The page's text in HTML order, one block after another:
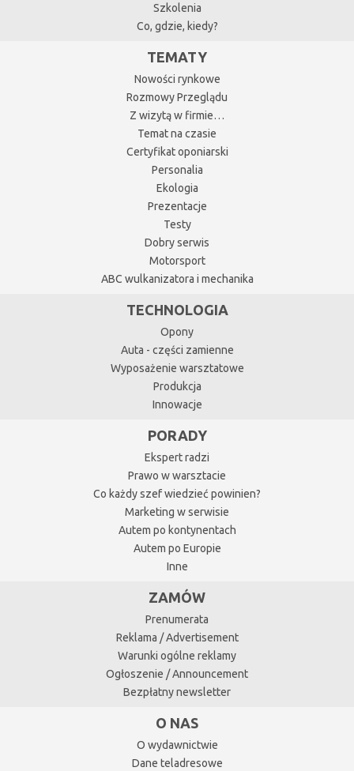
Szkolenia
Co, gdzie, kiedy?
TEMATY
Nowości rynkowe
Rozmowy Przeglądu
Z wizytą w firmie…
Temat na czasie
Certyfikat oponiarski
Personalia
Ekologia
Prezentacje
Testy
Dobry serwis
Motorsport
ABC wulkanizatora i mechanika
TECHNOLOGIA
Opony
Auta - części zamienne
Wyposażenie warsztatowe
Produkcja
Innowacje
PORADY
Ekspert radzi
Prawo w warsztacie
Co każdy szef wiedzieć powinien?
Marketing w serwisie
Autem po kontynentach
Autem po Europie
Inne
ZAMÓW
Prenumerata
Reklama / Advertisement
Warunki ogólne reklamy
Ogłoszenie / Announcement
Bezpłatny newsletter
O NAS
O wydawnictwie
Dane teladresowe